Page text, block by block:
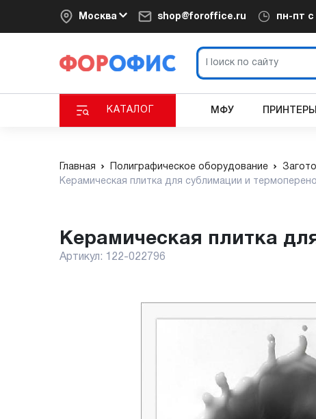
Москва shop@foroffice.ru пн-пт с
КАТАЛОГ МФУ ПРИНТЕРЫ
Главная Полиграфическое оборудование
Керамическая плитка для сублимации и
Керамическая плитка
Артикул: 122-022796